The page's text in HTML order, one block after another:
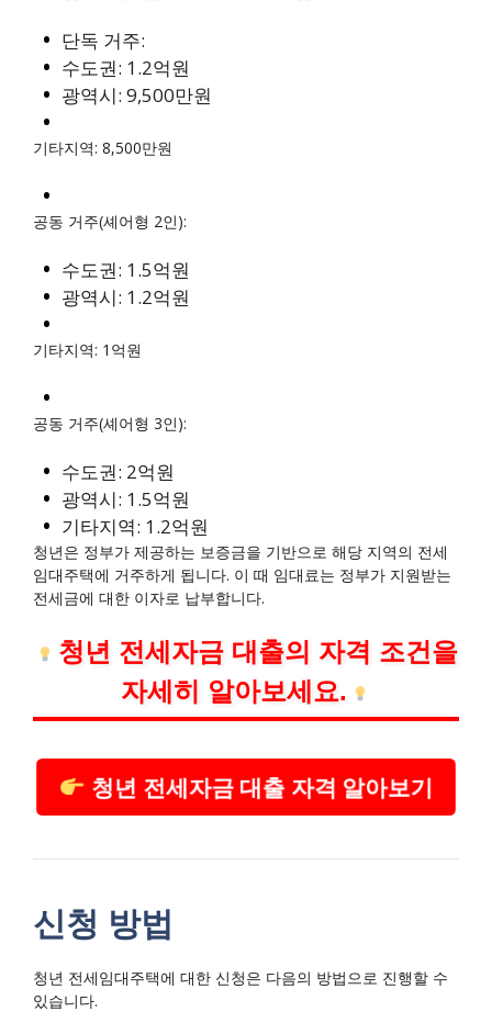
단독 거주:
수도권: 1.2억원
광역시: 9,500만원
기타지역: 8,500만원
공동 거주(셰어형 2인):
수도권: 1.5억원
광역시: 1.2억원
기타지역: 1억원
공동 거주(셰어형 3인):
수도권: 2억원
광역시: 1.5억원
기타지역: 1.2억원
청년은 정부가 제공하는 보증금을 기반으로 해당 지역의 전세
임대주택에 거주하게 됩니다. 이 때 임대료는 정부가 지원받는
전세금에 대한 이자로 납부합니다.
청년 전세자금 대출의 자격 조건을
자세히 알아보세요.
청년 전세자금 대출 자격 알아보기
신청 방법
청년 전세임대주택에 대한 신청은 다음의 방법으로 진행할 수
있습니다.